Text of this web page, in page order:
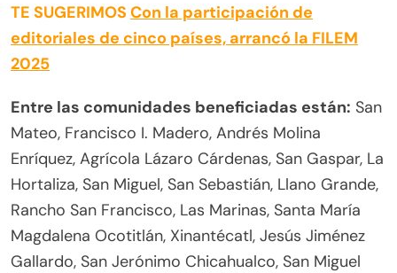
TE SUGERIMOS Con la participación de
editoriales de cinco países, arrancó la FILEM
2025
Entre las comunidades beneficiadas están: San
Mateo, Francisco I. Madero, Andrés Molina
Enríquez, Agrícola Lázaro Cárdenas, San Gaspar, La
Hortaliza, San Miguel, San Sebastián, Llano Grande,
Rancho San Francisco, Las Marinas, Santa María
Magdalena Ocotitlán, Xinantécatl, Jesús Jiménez
Gallardo, San Jerónimo Chicahualco, San Miguel